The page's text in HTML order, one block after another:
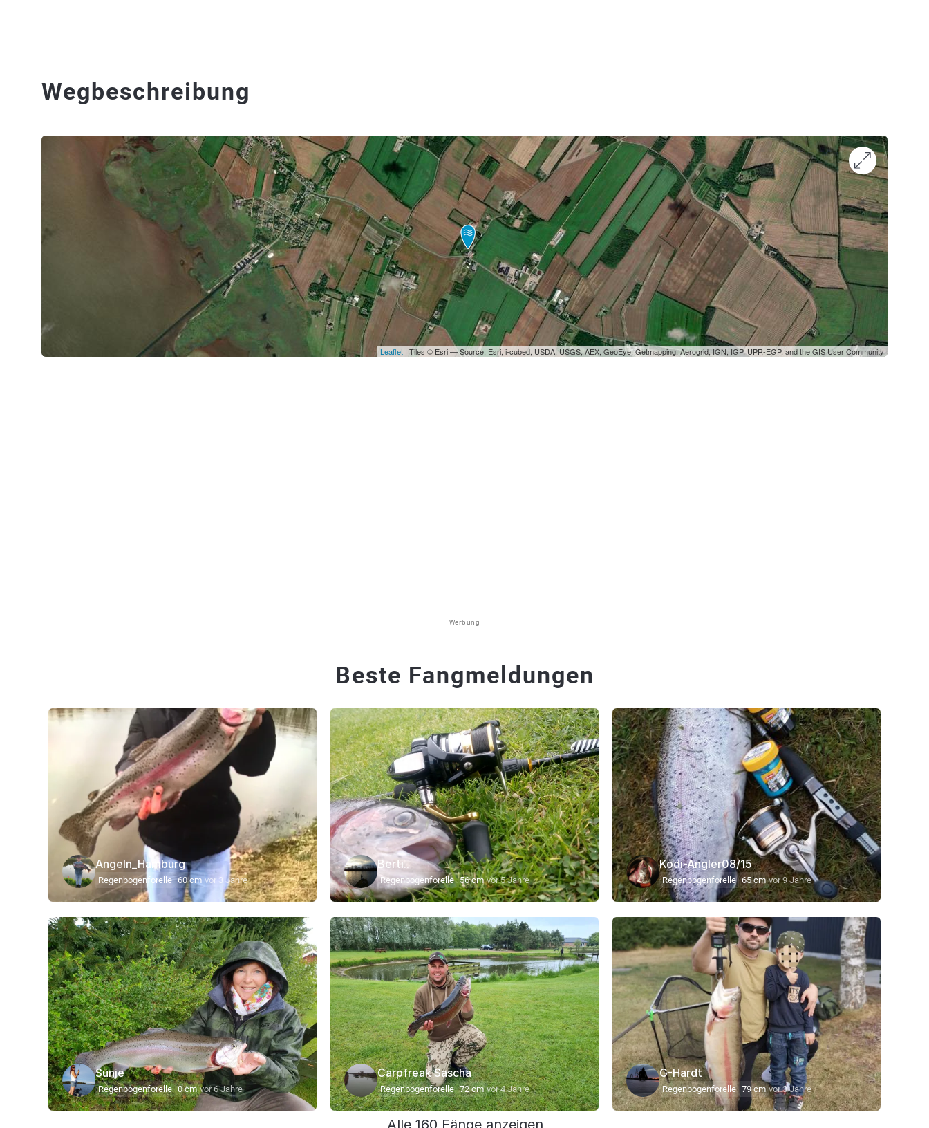
Wegbeschreibung
Leaflet | Tiles © Esri — Source: Esri, i-cubed, USDA, USGS, AEX, GeoEye, Getmapping, Aerogrid, IGN, IGP, UPR-EGP, and the GIS User Community
Werbung
Beste Fangmeldungen
Angeln_Hamburg
Regenbogenforelle 60 cm vor 3 Jahre
Berti..
Regenbogenforelle 56 cm vor 5 Jahre
Kodi-Angler08/15
Regenbogenforelle 65 cm vor 9 Jahre
Sünje
Regenbogenforelle 0 cm vor 6 Jahre
Carpfreak Sascha
Regenbogenforelle 72 cm vor 4 Jahre
G-Hardt
Regenbogenforelle 79 cm vor 3 Jahre
Alle 160 Fänge anzeigen